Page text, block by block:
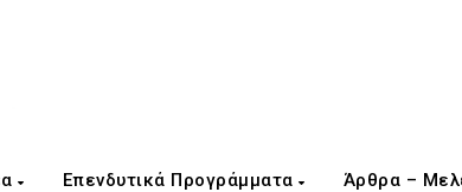
Επενδυτικά Προγράμματα Άρθρα –